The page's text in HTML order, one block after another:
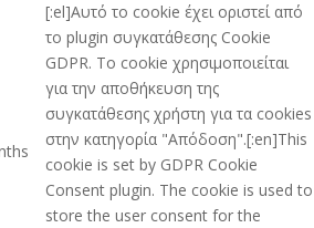
[:el]Αυτό το cookie έχει οριστεί από
το plugin συγκατάθεσης Cookie
GDPR. Το cookie χρησιμοποιείται
για την αποθήκευση της
συγκατάθεσης χρήστη για τα cookies
στην κατηγορία "Απόδοση".[:en]This
cookie is set by GDPR Cookie
Consent plugin. The cookie is used to
store the user consent for the